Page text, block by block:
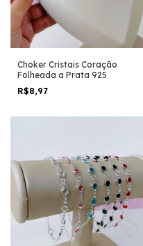
Choker Cristais Coração
Folheada a Prata 925
R$8,97